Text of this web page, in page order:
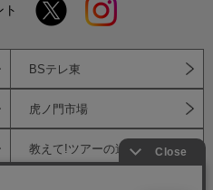
BSテレ東
虎ノ門市場
教えて!ツアーの達人